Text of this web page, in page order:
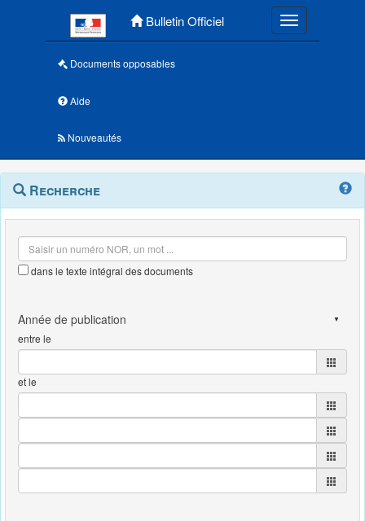
Bulletin Officiel Toggle
Documents opposables
Aide
Nouveautés
Navigation
outils
Menu
contextuel
Recherche
dans le texte intégral des documents
entre le
et le